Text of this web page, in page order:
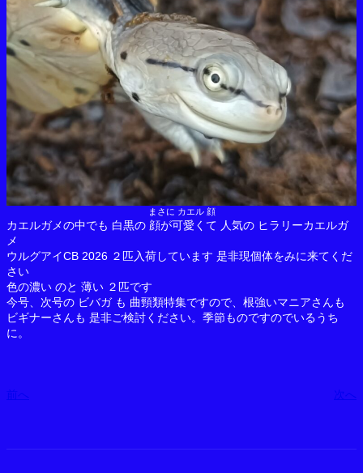
まさに カエル 顔
カエルガメの中でも 白黒の 顔が可愛くて 人気の ヒラリーカエルガ
メ
ウルグアイCB 2026 ２匹入荷しています 是非現個体をみに来てくだ
さい
色の濃い のと 薄い ２匹です
今号、次号の ビバガ も 曲頸類特集ですので、根強いマニアさんも
ビギナーさんも 是非ご検討ください。季節ものですのでいるうち
に。
前へ 次へ